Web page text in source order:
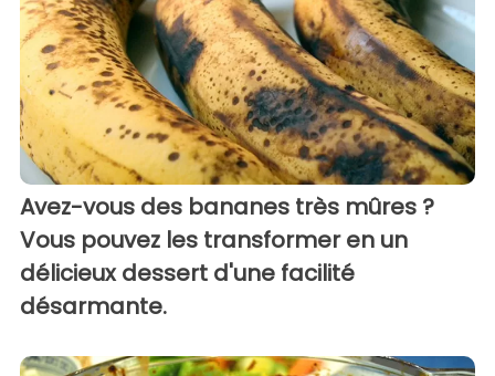
Avez-vous des bananes très mûres ?
Vous pouvez les transformer en un
délicieux dessert d'une facilité
désarmante.